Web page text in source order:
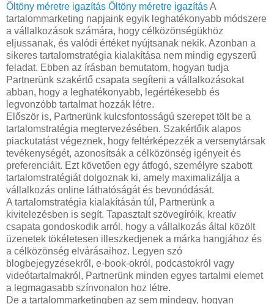
Öltöny méretre igazítás Öltöny méretre igazításA
tartalommarketing napjaink egyik leghatékonyabb módszere
a vállalkozások számára, hogy célközönségükhöz
eljussanak, és valódi értéket nyújtsanak nekik. Azonban a
sikeres tartalomstratégia kialakítása nem mindig egyszerű
feladat. Ebben az írásban bemutatom, hogyan tudja
Partnerünk szakértő csapata segíteni a vállalkozásokat
abban, hogy a leghatékonyabb, legértékesebb és
legvonzóbb tartalmat hozzák létre.
Először is, Partnerünk kulcsfontosságú szerepet tölt be a
tartalomstratégia megtervezésében. Szakértőik alapos
piackutatást végeznek, hogy feltérképezzék a versenytársak
tevékenységét, azonosítsák a célközönség igényeit és
preferenciáit. Ezt követően egy átfogó, személyre szabott
tartalomstratégiát dolgoznak ki, amely maximalizálja a
vállalkozás online láthatóságát és bevonódását.
A tartalomstratégia kialakításán túl, Partnerünk a
kivitelezésben is segít. Tapasztalt szövegíróik, kreatív
csapata gondoskodik arról, hogy a vállalkozás által közölt
üzenetek tökéletesen illeszkedjenek a márka hangjához és
a célközönség elvárásaihoz. Legyen szó
blogbejegyzésekről, e-book-okról, podcastokról vagy
videótartalmakról, Partnerünk minden egyes tartalmi elemet
a legmagasabb színvonalon hoz létre.
De a tartalommarketingben az sem mindegy, hogyan